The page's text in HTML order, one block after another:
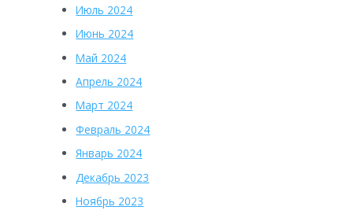
Июль 2024
Июнь 2024
Май 2024
Апрель 2024
Март 2024
Февраль 2024
Январь 2024
Декабрь 2023
Ноябрь 2023